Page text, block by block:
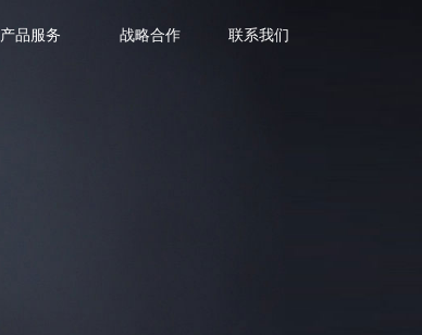
产品服务 战略合作 联系我们